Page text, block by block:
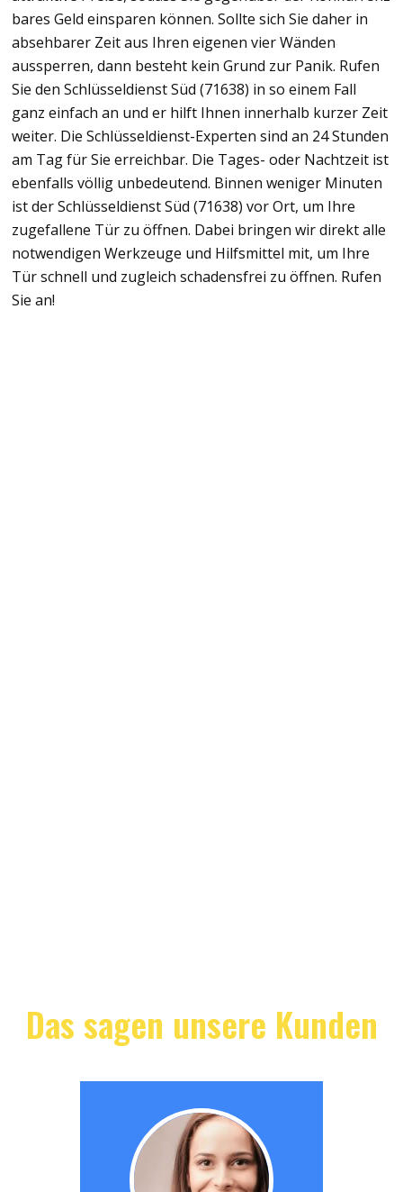
bares Geld einsparen können. Sollte sich Sie daher in
absehbarer Zeit aus Ihren eigenen vier Wänden
aussperren, dann besteht kein Grund zur Panik. Rufen
Sie den Schlüsseldienst Süd (71638) in so einem Fall
ganz einfach an und er hilft Ihnen innerhalb kurzer Zeit
weiter. Die Schlüsseldienst-Experten sind an 24 Stunden
am Tag für Sie erreichbar. Die Tages- oder Nachtzeit ist
ebenfalls völlig unbedeutend. Binnen weniger Minuten
ist der Schlüsseldienst Süd (71638) vor Ort, um Ihre
zugefallene Tür zu öffnen. Dabei bringen wir direkt alle
notwendigen Werkzeuge und Hilfsmittel mit, um Ihre
Tür schnell und zugleich schadensfrei zu öffnen. Rufen
Sie an!
Das sagen unsere Kunden